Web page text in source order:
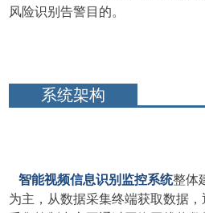
风险识别告警目的。
系统架构
智能视频信息识别监控系统整体
为主，从数据采集终端获取数据